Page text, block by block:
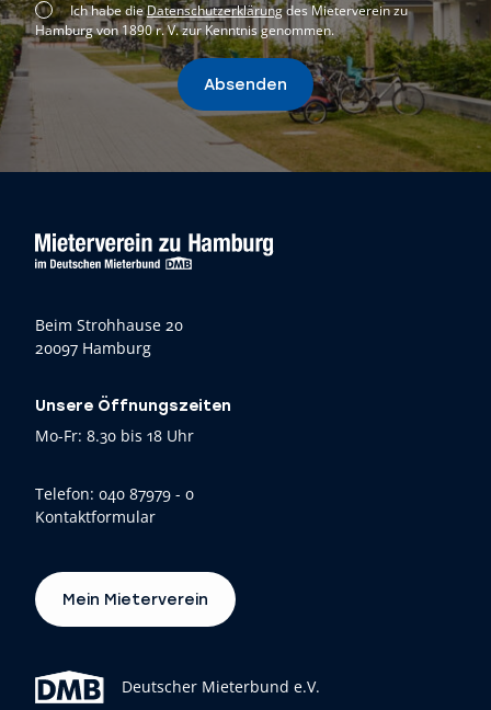
Ich habe dieDatenschutzerklärungdes Mieterverein zu
Hamburg von 1890 r. V. zur Kenntnis genommen.
Absenden
Beim Strohhause 20
20097 Hamburg
Unsere Öffnungszeiten
Mo-Fr: 8.30 bis 18 Uhr
Telefon: 040 87979 - 0
Kontaktformular
Deutscher Mieterbund e.V.
Mein Mieterverein